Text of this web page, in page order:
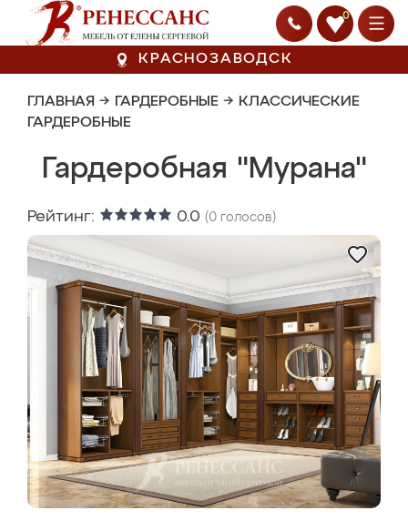
0
КРАСНОЗАВОДСК
ГЛАВНАЯ → ГАРДЕРОБНЫЕ → КЛАССИЧЕСКИЕ
ГАРДЕРОБНЫЕ
Гардеробная "Мурана"
Рейтинг: 0.0 (0 голосов)